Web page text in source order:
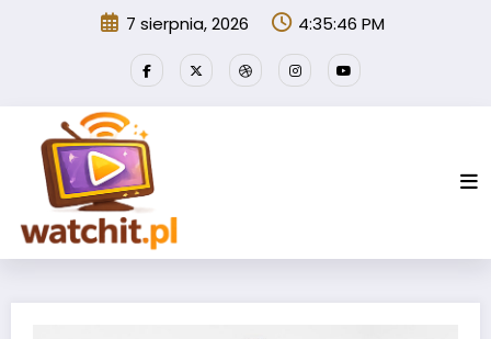
7 sierpnia, 2026 4:35:46 PM